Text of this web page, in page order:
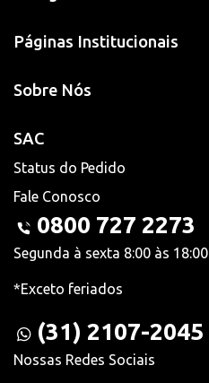
Páginas Institucionais
Sobre Nós
SAC
Status do Pedido
Fale Conosco
0800 727 2273
Segunda à sexta 8:00 às 18:00
*Exceto feriados
(31) 2107-2045
Nossas Redes Sociais